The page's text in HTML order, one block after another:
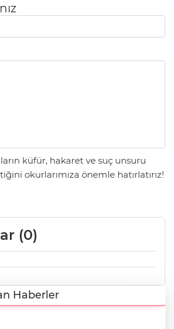
küfür, hakaret ve suç unsuru
okurlarımıza önemle hatırlatırız!
(0)
Haberler